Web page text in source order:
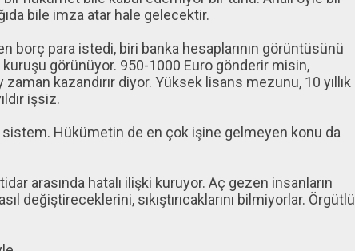
bile imza atar hale gelecektir.
borç para istedi, biri banka hesaplarının görüntüsünü
görünüyor. 950-1000 Euro gönderir misin,
kazandırır diyor. Yüksek lisans mezunu, 10 yıllık
işsiz.
sistem. Hükümetin de en çok işine gelmeyen konu da
arasında hatalı ilişki kuruyor. Aç gezen insanların
değiştireceklerini, sıkıştırıcaklarını bilmiyorlar. Örgütlü